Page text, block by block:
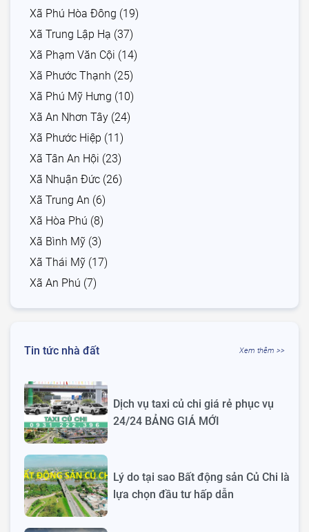
Xã Phú Hòa Đông (19)
Xã Trung Lập Hạ (37)
Xã Phạm Văn Cội (14)
Xã Phước Thạnh (25)
Xã Phú Mỹ Hưng (10)
Xã An Nhơn Tây (24)
Xã Phước Hiệp (11)
Xã Tân An Hội (23)
Xã Nhuận Đức (26)
Xã Trung An (6)
Xã Hòa Phú (8)
Xã Bình Mỹ (3)
Xã Thái Mỹ (17)
Xã An Phú (7)
Tin tức nhà đất Xem thêm >>
Dịch vụ taxi củ chi giá rẻ phục vụ
24/24 BẢNG GIÁ MỚI
Lý do tại sao Bất động sản Củ Chi là
lựa chọn đầu tư hấp dẫn